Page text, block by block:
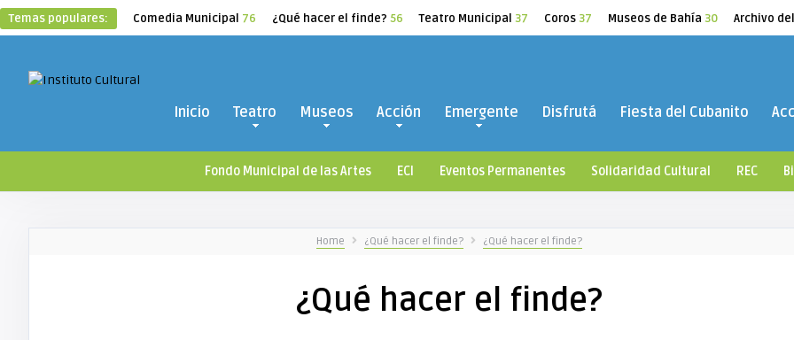
Temas populares: Comedia Municipal 76 ¿Qué hacer el finde? 56 Teatro Municipal 37 Coros 37 Museos de Bahía 30 Archivo
Inicio Teatro Museos Acción Emergente Disfrutá Fiesta del Cubanito
Fondo Municipal de las Artes ECI Eventos Permanentes Solidaridad Cultural REC
Home ¿Qué hacer el finde? ¿Qué hacer el finde?
¿Qué hacer el finde?